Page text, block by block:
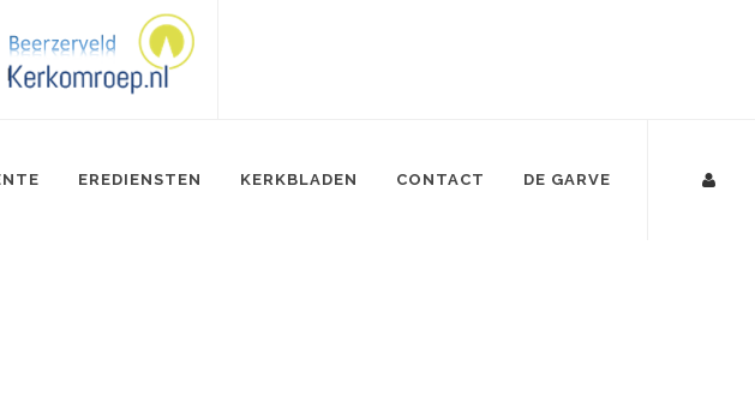
EREDIENSTEN KERKBLADEN CONTACT DE GARVE